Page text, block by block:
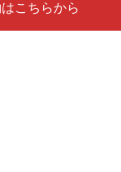
こちらから